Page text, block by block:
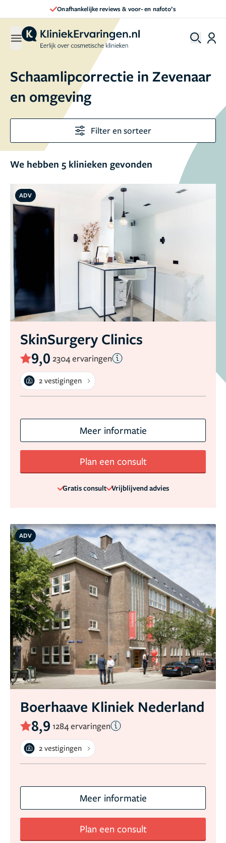
Direct een afspraak maken
Schaamlipcorrectie in Zevenaar
en omgeving
Filter en sorteer
We hebben 5 klinieken gevonden
ADV
SkinSurgery Clinics
9,0 2304 ervaringen
2 vestigingen
Meer informatie
Plan een consult
Gratis consult Vrijblijvend advies
ADV
Boerhaave Kliniek Nederland
8,9 1284 ervaringen
2 vestigingen
Meer informatie
Plan een consult